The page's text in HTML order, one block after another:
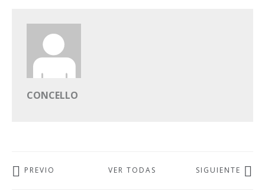
CONCELLO
PREVIO VER TODAS SIGUIENTE